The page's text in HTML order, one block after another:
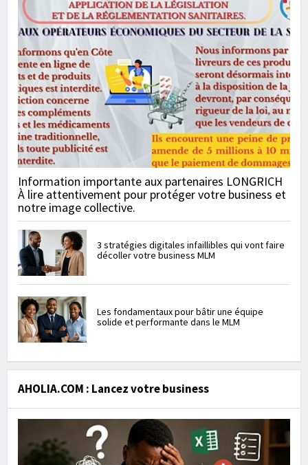
Information importante aux partenaires LONGRICH
À lire attentivement pour protéger votre business et
notre image collective.
3 stratégies digitales infaillibles qui vont faire
décoller votre business MLM
Les fondamentaux pour bâtir une équipe
solide et performante dans le MLM
AHOLIA.COM : Lancez votre business